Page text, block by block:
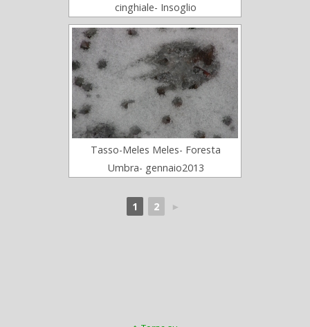
cinghiale- Insoglio
Tasso-Meles Meles- Foresta
Umbra- gennaio2013
1 2 ►